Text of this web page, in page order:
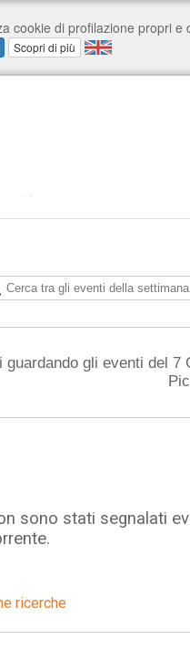
guardando gli eventi del 7
sono stati segnalati
ricerche